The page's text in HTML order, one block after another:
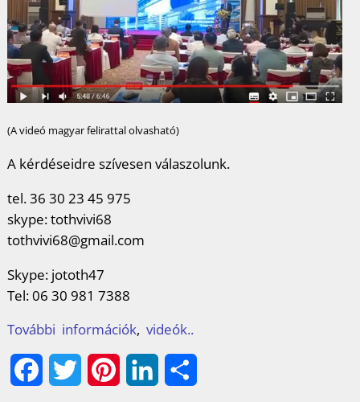
(A videó magyar felirattal olvasható)
A kérdéseidre szívesen válaszolunk.
tel. 36 30 23 45 975
skype: tothvivi68
tothvivi68@gmail.com
Skype: jototh47
Tel: 06 30 981 7388
További információk, videók..